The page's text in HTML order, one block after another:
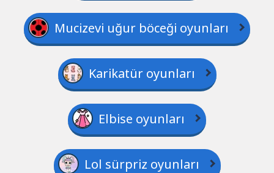
Mucizevi uğur böceği oyunları
Karikatür oyunları
Elbise oyunları
Lol sürpriz oyunları